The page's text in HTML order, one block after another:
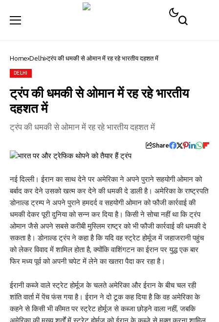
Home Delhi ट्रंप की धमकी से ओमान में रह रहे भारतीय दहशत में
DELHI
ट्रंप की धमकी से ओमान में रह रहे भारतीय
दहशत में
ट्रंप की धमकी से ओमान में रह रहे भारतीय दहशत में
Share
नई दिल्ली। ईरान का साथ देने पर अमेरिका ने अपने पुराने सहयोगी ओमान को
बर्बाद कर देने उसको खत्म कर देने की धमकी दे डाली है। अमेरिका के राष्ट्रपति
डोनाल्ड ट्रम्प ने अपने पुराने हमदर्द व सहयोगी ओमान को फौजी कार्रवाई की
धमकी देकर पूरी दुनिया को सन्न कर दिया है। किसी ने सोचा नहीं था कि ट्रंप
ओमान जैसे अपने सबसे करीबी मुस्लिम राष्ट्र को भी फौजी कार्रवाई की धमकी दे
सकता है। डोनाल्ड ट्रंप ने कहा है कि यदि वह स्ट्रेट होर्मूज में जहाजरानी पहुंच
को लेकर विवाद में शामिल होता है, क्योंकि वाशिंगटन का ईरान पर युद्ध एक बार
फिर मध्य पूर्व को अपनी चपेट में लेने का खतरा पैदा कर रहा है।
ईरानी कब्जे वाले स्ट्रेट होर्मूज के चलते अमेरिका और ईरान के बीच चल रही
शांति वार्ता में पेंच फंस गया है। ईरान ने दो टूक कह दिया है कि वह अमेरिका के
कहने से किसी भी कीमत पर स्ट्रेट होर्मूज से कब्जा छोड़ने वाला नहीं, जबकि